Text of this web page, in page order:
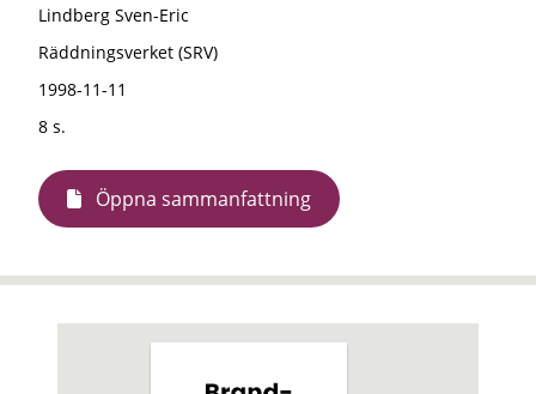
Lindberg Sven-Eric
Räddningsverket (SRV)
1998-11-11
8 s.
Öppna sammanfattning